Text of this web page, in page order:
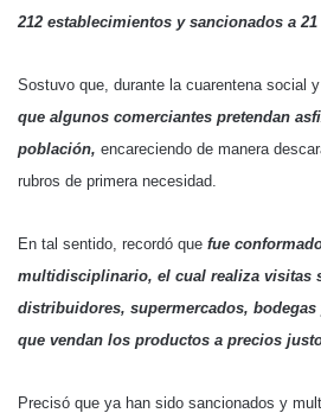
212 establecimientos y sancionados a
Sostuvo que, durante la cuarentena social
que algunos comerciantes pretendan
población, encareciendo de manera
rubros de primera necesidad.
En tal sentido, recordó que fue
multidisciplinario, el cual realiza visitas
distribuidores, supermercados,
que vendan los productos a precios
Precisó que ya han sido sancionados y